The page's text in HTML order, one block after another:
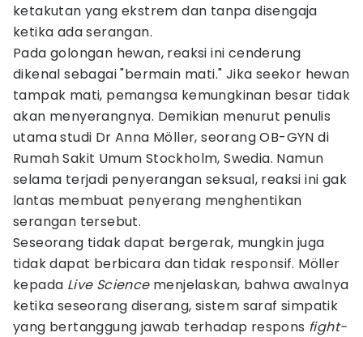
ketakutan yang ekstrem dan tanpa disengaja
ketika ada serangan.
Pada golongan hewan, reaksi ini cenderung
dikenal sebagai "bermain mati." Jika seekor hewan
tampak mati, pemangsa kemungkinan besar tidak
akan menyerangnya. Demikian menurut penulis
utama studi Dr Anna Möller, seorang OB-GYN di
Rumah Sakit Umum Stockholm, Swedia. Namun
selama terjadi penyerangan seksual, reaksi ini gak
lantas membuat penyerang menghentikan
serangan tersebut.
Seseorang tidak dapat bergerak, mungkin juga
tidak dapat berbicara dan tidak responsif. Möller
kepada Live Sciencemenjelaskan, bahwa awalnya
ketika seseorang diserang, sistem saraf simpatik
yang bertanggung jawab terhadap respons fight-